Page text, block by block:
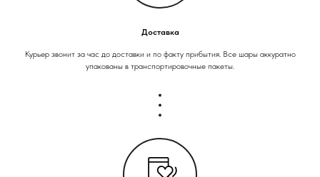
Доставка
Курьер звонит за час до доставки и по факту прибытия. Все шары аккуратно
упакованы в транспортировочные пакеты.